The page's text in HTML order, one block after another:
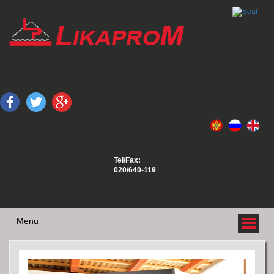
Tel/Fax:
020/640-119
Menu